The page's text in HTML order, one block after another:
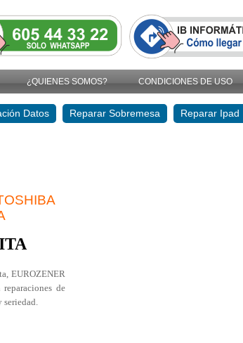
¿QUIENES SOMOS? CONDICIONES DE USO
Datos Reparar Sobremesa Reparar Ipad
EUROZENER
de
seriedad.